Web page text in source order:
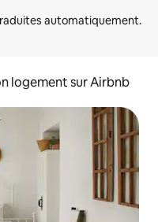
logement sur Airbnb